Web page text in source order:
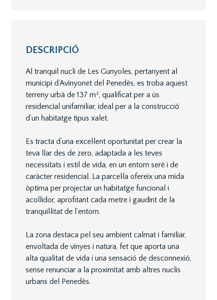
DESCRIPCIÓ
Al tranquil nucli de Les Gunyoles, pertanyent al
municipi d’Avinyonet del Penedès, es troba aquest
terreny urbà de 137 m², qualificat per a ús
residencial unifamiliar, ideal per a la construcció
d’un habitatge tipus xalet.
Es tracta d’una excel·lent oportunitat per crear la
teva llar des de zero, adaptada a les teves
necessitats i estil de vida, en un entorn serè i de
caràcter residencial. La parcel·la ofereix una mida
òptima per projectar un habitatge funcional i
acollidor, aprofitant cada metre i gaudint de la
tranquil·litat de l’entorn.
La zona destaca pel seu ambient calmat i familiar,
envoltada de vinyes i natura, fet que aporta una
alta qualitat de vida i una sensació de desconnexió,
sense renunciar a la proximitat amb altres nuclis
urbans del Penedès.